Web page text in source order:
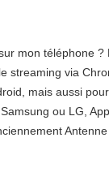
mon téléphone ?
streaming via
mais aussi
ou LG,